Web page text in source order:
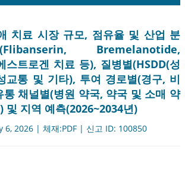
치료 시장 규모, 점유율 및 산업 분
Bremelanotide,
트로겐 치료 등), 질병별(HSDD(성
교통 및 기타), 투여 경로별(경구, 비
통 채널별(병원 약국, 약국 및 소매 약
및 지역 예측(2026~2034년)
6, 2026 | 체재:PDF | 신고 ID: 100850